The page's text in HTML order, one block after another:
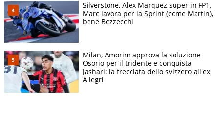
Silverstone, Alex Marquez super in FP1.
Marc lavora per la Sprint (come Martin),
bene Bezzecchi
Milan, Amorim approva la soluzione
Osorio per il tridente e conquista
Jashari: la frecciata dello svizzero all'ex
Allegri